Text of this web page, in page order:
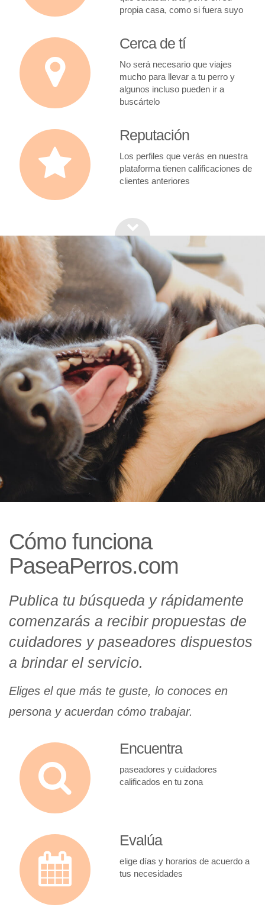
propia casa, como si fuera suyo
Cerca de tí
No será necesario que viajes
mucho para llevar a tu perro y
algunos incluso pueden ir a
buscártelo
Reputación
Los perfiles que verás en nuestra
plataforma tienen calificaciones de
clientes anteriores
Cómo funciona
PaseaPerros.com
Publica tu búsqueda y rápidamente
comenzarás a recibir propuestas de
cuidadores y paseadores dispuestos
a brindar el servicio.
Eliges el que más te guste, lo conoces en
persona y acuerdan cómo trabajar.
Encuentra
paseadores y cuidadores
calificados en tu zona
Evalúa
elige días y horarios de acuerdo a
tus necesidades